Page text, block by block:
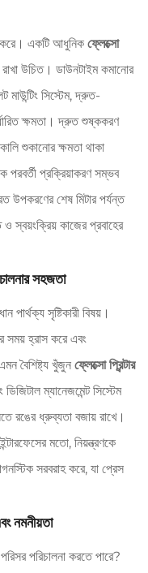
একটি আধুনিক ফ্লেক্সো
উচিত। ডাউনটাইম কমানোর
সিস্টেম, দ্রুত-
ক্ষমতা। দ্রুত শুষ্ককরণ
শুকানোর ক্ষমতা থাকা
পরবর্তী প্রক্রিয়াকরণ সম্ভব
উপকরণের শেষ মিটার পর্যন্ত
স্বয়ংক্রিয় কাজের প্রবাহের
সহজতা
পার্থক্য সৃষ্টিকারী বিষয়।
সময় হ্রাস করে এবং
বৈশিষ্ট্য খুঁজুন ফ্লেক্সো প্রিন্টার
ম্যানেজমেন্ট সিস্টেম
রঙের ধ্রুব্যতা বজায় রাখে।
মতো, নিয়ন্ত্রণকে
সরবরাহ করে, যা প্রেস
নমনীয়তা
পরিচালনা করতে পারে?